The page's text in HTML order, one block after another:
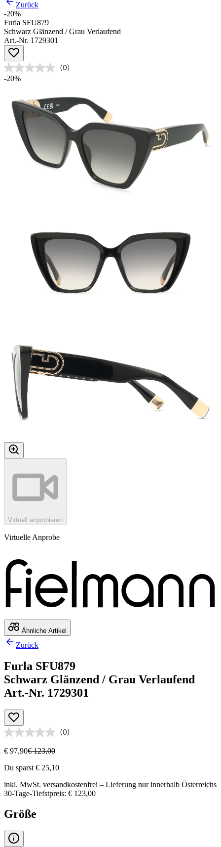
Zurück
-20%
Furla SFU879
Schwarz Glänzend / Grau Verlaufend
Art.-Nr. 1729301
(0)
-20%
Virtuell anprobieren
Virtuelle Anprobe
Ähnliche Artikel
Zurück
Furla SFU879
Schwarz Glänzend / Grau Verlaufend
Art.-Nr. 1729301
(0)
€ 97,90€ 123,00
Du sparst € 25,10
inkl. MwSt. versandkostenfrei – Lieferung nur innerhalb Österreichs
30-Tage-Tiefstpreis: € 123,00
Größe